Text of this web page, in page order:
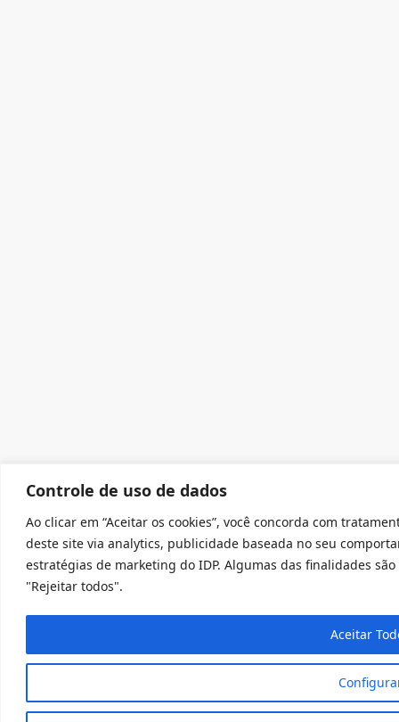
Controle de uso de dados
Ao clicar em “Aceitar os cookies”, você concorda com
deste site via analytics, publicidade baseada no seu
estratégias de marketing do IDP. Algumas das finalidades
"Rejeitar todos".
Aceitar